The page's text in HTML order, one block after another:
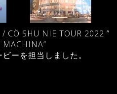
CÖ SHU NIE TOUR 2022 ”
MACHINA”
ーを担当しました。